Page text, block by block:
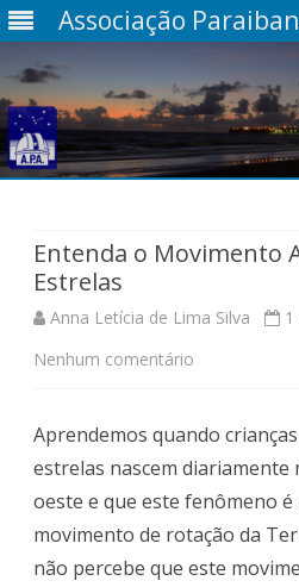
Associação
Entenda o Movimento
Estrelas
Anna Letícia de Lima Silva
1
Nenhum comentário
o
Aparente
das
Aprendemos quando
estrelas nascem diariamente
oeste e que este fenômeno
movimento de rotação da
não percebe que este